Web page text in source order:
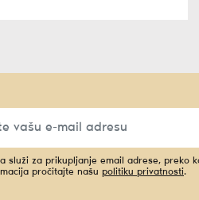
služi za prikupljanje email adrese, preko
pročitajte našu politiku privatnosti.